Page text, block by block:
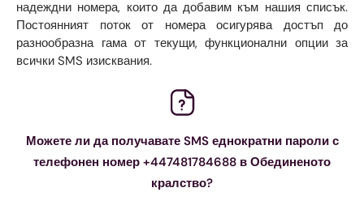
надеждни номера, които да добавим към нашия списък.
Постоянният поток от номера осигурява достъп до
разнообразна гама от текущи, функционални опции за
всички SMS изисквания.
Можете ли да получавате SMS еднократни пароли с
телефонен номер +447481784688 в Обединеното
кралство?